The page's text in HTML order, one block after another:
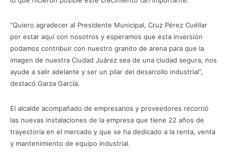
“Quiero agradecer al Presidente Municipal, Cruz Pérez Cuéllar
por estar aquí con nosotros y esperamos que esta inversión
podamos contribuir con nuestro granito de arena para que la
imagen de nuestra Ciudad Juárez sea de una ciudad segura, nos
ayude a salir adelante y ser un pilar del desarrollo industrial”,
destacó Garza García.
El alcalde acompañado de empresarios y proveedores recorrió
las nuevas instalaciones de la empresa que tiene 22 años de
trayectoria en el mercado y que se ha dedicado a la renta, venta
y mantenimiento de equipo industrial.